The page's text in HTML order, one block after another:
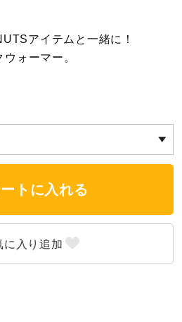
ーツ
アイテムと一緒に！
ォーマー。
トに入れる